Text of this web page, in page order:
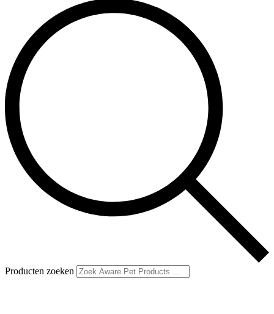
Producten zoeken